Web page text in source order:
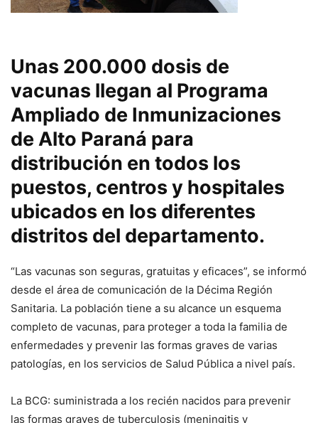
Unas 200.000 dosis de
vacunas llegan al Programa
Ampliado de Inmunizaciones
de Alto Paraná para
distribución en todos los
puestos, centros y hospitales
ubicados en los diferentes
distritos del departamento.
“Las vacunas son seguras, gratuitas y eficaces”, se informó
desde el área de comunicación de la Décima Región
Sanitaria. La población tiene a su alcance un esquema
completo de vacunas, para proteger a toda la familia de
enfermedades y prevenir las formas graves de varias
patologías, en los servicios de Salud Pública a nivel país.
La BCG: suministrada a los recién nacidos para prevenir
las formas graves de tuberculosis (meningitis y